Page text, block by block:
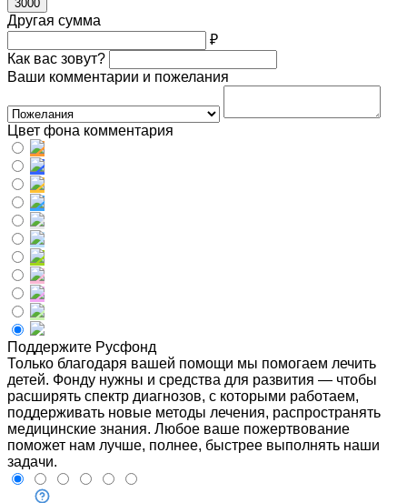
3000
Другая сумма
₽
Как вас зовут?
Ваши комментарии и пожелания
Цвет фона комментария
Поддержите Русфонд
Только благодаря вашей помощи мы помогаем лечить
детей. Фонду нужны и средства для развития — чтобы
расширять спектр диагнозов, с которыми работаем,
поддерживать новые методы лечения, распространять
медицинские знания. Любое ваше пожертвование
поможет нам лучше, полнее, быстрее выполнять наши
задачи.